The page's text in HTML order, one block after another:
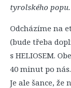
tyrolského
Odcházíme na
(bude třeba
s HELIOSEM.
40 minut po
Je ale šance, že